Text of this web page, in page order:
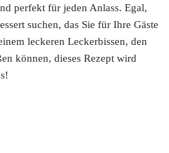
perfekt für jeden Anlass. Egal,
suchen, das Sie für Ihre Gäste
leckeren Leckerbissen, den
können, dieses Rezept wird